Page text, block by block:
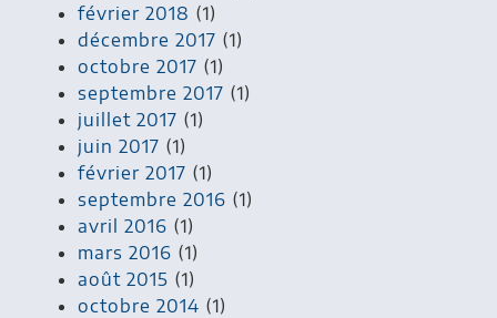
février 2018 (1)
décembre 2017 (1)
octobre 2017 (1)
septembre 2017 (1)
juillet 2017 (1)
juin 2017 (1)
février 2017 (1)
septembre 2016 (1)
avril 2016 (1)
mars 2016 (1)
août 2015 (1)
octobre 2014 (1)